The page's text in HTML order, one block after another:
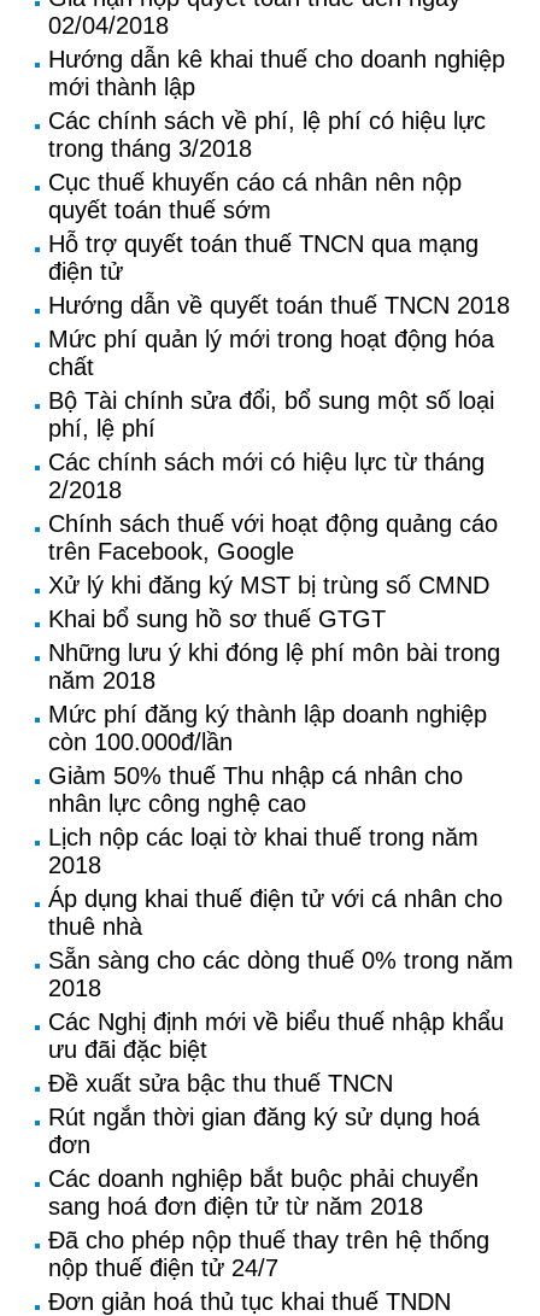
02/04/2018
Hướng dẫn kê khai thuế cho doanh nghiệp
mới thành lập
Các chính sách về phí, lệ phí có hiệu lực
trong tháng 3/2018
Cục thuế khuyến cáo cá nhân nên nộp
quyết toán thuế sớm
Hỗ trợ quyết toán thuế TNCN qua mạng
điện tử
Hướng dẫn về quyết toán thuế TNCN 2018
Mức phí quản lý mới trong hoạt động hóa
chất
Bộ Tài chính sửa đổi, bổ sung một số loại
phí, lệ phí
Các chính sách mới có hiệu lực từ tháng
2/2018
Chính sách thuế với hoạt động quảng cáo
trên Facebook, Google
Xử lý khi đăng ký MST bị trùng số CMND
Khai bổ sung hồ sơ thuế GTGT
Những lưu ý khi đóng lệ phí môn bài trong
năm 2018
Mức phí đăng ký thành lập doanh nghiệp
còn 100.000đ/lần
Giảm 50% thuế Thu nhập cá nhân cho
nhân lực công nghệ cao
Lịch nộp các loại tờ khai thuế trong năm
2018
Áp dụng khai thuế điện tử với cá nhân cho
thuê nhà
Sẵn sàng cho các dòng thuế 0% trong năm
2018
Các Nghị định mới về biểu thuế nhập khẩu
ưu đãi đặc biệt
Đề xuất sửa bậc thu thuế TNCN
Rút ngắn thời gian đăng ký sử dụng hoá
đơn
Các doanh nghiệp bắt buộc phải chuyển
sang hoá đơn điện tử từ năm 2018
Đã cho phép nộp thuế thay trên hệ thống
nộp thuế điện tử 24/7
Đơn giản hoá thủ tục khai thuế TNDN